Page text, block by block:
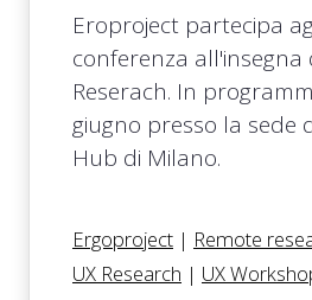
Eroproject partecipa
conferenza all'insegna
Reserach. In
giugno presso la sede
Hub di Milano.
Ergoproject | Remote
UX Research | UX